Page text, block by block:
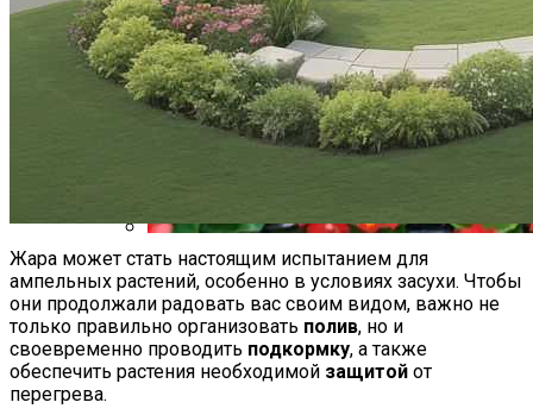
Проектирование И Расположение
Инженерных Сетей
Гёреме – Национальный Парк Церквей
Бегонии: Красота И Нежность В Вашем
Саду
Жара может стать настоящим испытанием для
ампельных растений, особенно в условиях засухи. Чтобы
они продолжали радовать вас своим видом, важно не
только правильно организовать полив, но и
своевременно проводить подкормку, а также
обеспечить растения необходимой защитой от
перегрева.